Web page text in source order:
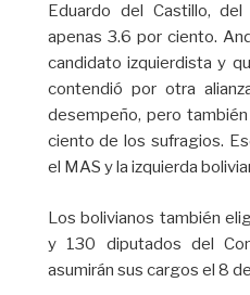
Eduardo del Castillo,
apenas 3.6 por ciento.
candidato izquierdista y
contendió por otra
desempeño, pero
ciento de los sufragios.
el MAS y la izquierda
Los bolivianos también
y 130 diputados del
asumirán sus cargos el 8